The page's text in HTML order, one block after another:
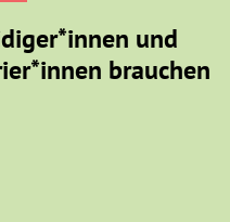
und
brauchen